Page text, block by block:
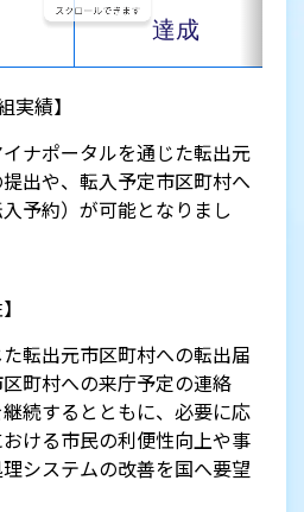
達成
実績】
ナポータルを通じた転出元
出や、転入予定市区町村へ
予約）が可能となりまし
転出元市区町村への転出届
町村への来庁予定の連絡
継続するとともに、必要に応
ける市民の利便性向上や事
システムの改善を国へ要望